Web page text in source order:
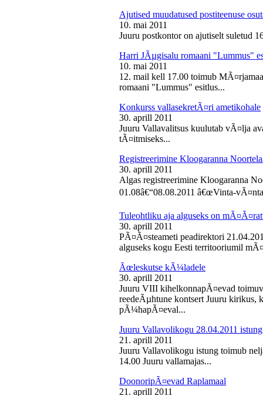
Ajutised muudatused postiteenuse
10. mai 2011
Juuru postkontor on ajutiselt suletud
Harri JÃµgisalu romaani "Lummus"
10. mai 2011
12. mail kell 17.00 toimub
romaani "Lummus" esitlus...
Konkurss vallasekretÃ¤ri ametikohale
30. aprill 2011
Juuru Vallavalitsus kuulutab vÃ¤lja
tÃ¤itmiseks...
Registreerimine Kloogaranna
30. aprill 2011
Algas registreerimine Kloogaranna
01.08â€“08.08.2011 â€œVinta-
Tuleohtliku aja alguseks on
30. aprill 2011
PÃ¤Ã¤steameti peadirektori
alguseks kogu Eesti territooriumil
Ãœleskutse kÃ¼ladele
30. aprill 2011
Juuru VIII kihelkonnapÃ¤evad
reedeÃµhtune kontsert Juuru
pÃ¼hapÃ¤eval...
Juuru Vallavolikogu 28.04.2011 istung
21. aprill 2011
Juuru Vallavolikogu istung toimub
14.00 Juuru vallamajas...
DoonoripÃ¤evad Raplamaal
21. aprill 2011